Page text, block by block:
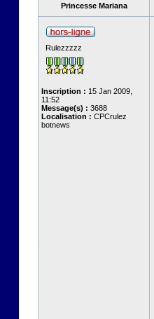
Princesse Mariana
Rulezzzzz
Inscription : 15 Jan 2009,
11:52
Message(s) : 3688
Localisation : CPCrulez
botnews